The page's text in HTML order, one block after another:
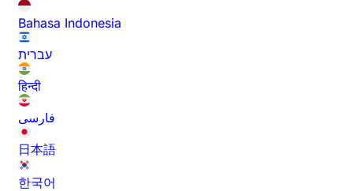
Bahasa Indonesia
עברית
हिन्दी
فارسی
日本語
한국어